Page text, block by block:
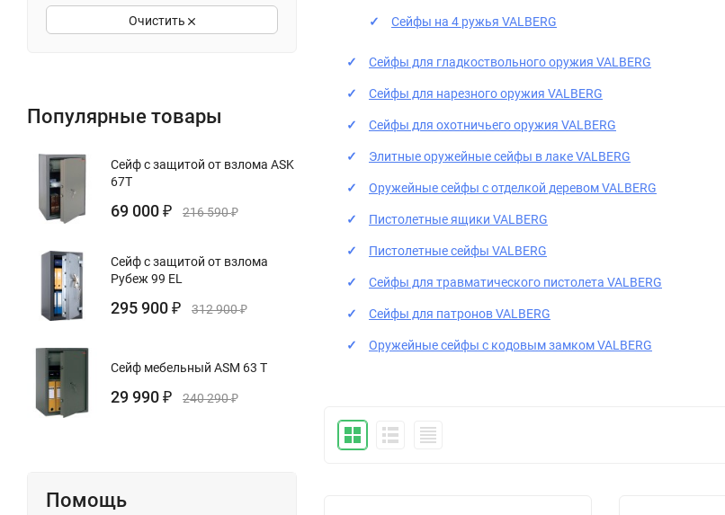
Очистить
Популярные товары
Сейф с защитой от взлома ASK
67T
69 000 ₽ 216 590₽
Сейф с защитой от взлома
Рубеж 99 EL
295 900 ₽ 312 900₽
Сейф мебельный ASM 63 T
29 990 ₽ 240 290₽
Помощь
Сейфы на 4 ружья VALBERG
Сейфы для гладкоствольного оружия VALBERG
Сейфы для нарезного оружия VALBERG
Сейфы для охотничьего оружия VALBERG
Элитные оружейные сейфы в лаке VALBERG
Оружейные сейфы с отделкой деревом VALBERG
Пистолетные ящики VALBERG
Пистолетные сейфы VALBERG
Сейфы для травматического пистолета VALBERG
Сейфы для патронов VALBERG
Оружейные сейфы с кодовым замком VALBERG